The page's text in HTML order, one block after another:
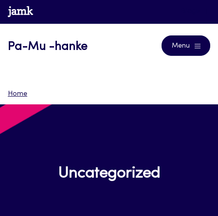
Siirry
suoraan
www.jamk.fi
Pa-Mu -hanke Menu
Home
Uncategorized